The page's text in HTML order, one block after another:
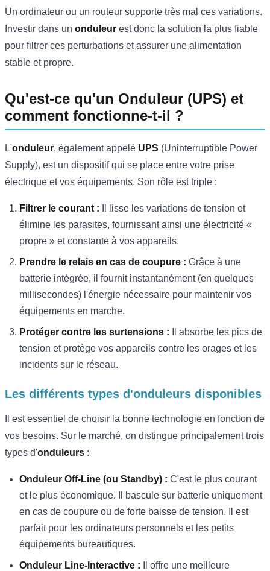
Un ordinateur ou un routeur supporte très mal ces variations.
Investir dans un onduleur est donc la solution la plus fiable
pour filtrer ces perturbations et assurer une alimentation
stable et propre.
Qu'est-ce qu'un Onduleur (UPS) et
comment fonctionne-t-il ?
L'onduleur, également appelé UPS (Uninterruptible Power
Supply), est un dispositif qui se place entre votre prise
électrique et vos équipements. Son rôle est triple :
Filtrer le courant : Il lisse les variations de tension et
élimine les parasites, fournissant ainsi une électricité «
propre » et constante à vos appareils.
Prendre le relais en cas de coupure : Grâce à une
batterie intégrée, il fournit instantanément (en quelques
millisecondes) l'énergie nécessaire pour maintenir vos
équipements en marche.
Protéger contre les surtensions : Il absorbe les pics de
tension et protège vos appareils contre les orages et les
incidents sur le réseau.
Les différents types d'onduleurs disponibles
Il est essentiel de choisir la bonne technologie en fonction de
vos besoins. Sur le marché, on distingue principalement trois
types d'onduleurs :
Onduleur Off-Line (ou Standby) : C'est le plus courant
et le plus économique. Il bascule sur batterie uniquement
en cas de coupure ou de forte baisse de tension. Il est
parfait pour les ordinateurs personnels et les petits
équipements bureautiques.
Onduleur Line-Interactive : Il offre une meilleure